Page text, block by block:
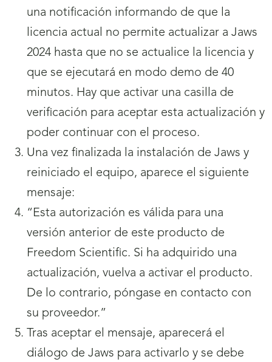
una notificación informando de que la
licencia actual no permite actualizar a Jaws
2024 hasta que no se actualice la licencia y
que se ejecutará en modo demo de 40
minutos. Hay que activar una casilla de
verificación para aceptar esta actualización y
poder continuar con el proceso.
Una vez finalizada la instalación de Jaws y
reiniciado el equipo, aparece el siguiente
mensaje:
“Esta autorización es válida para una
versión anterior de este producto de
Freedom Scientific. Si ha adquirido una
actualización, vuelva a activar el producto.
De lo contrario, póngase en contacto con
su proveedor.”
Tras aceptar el mensaje, aparecerá el
diálogo de Jaws para activarlo y se debe